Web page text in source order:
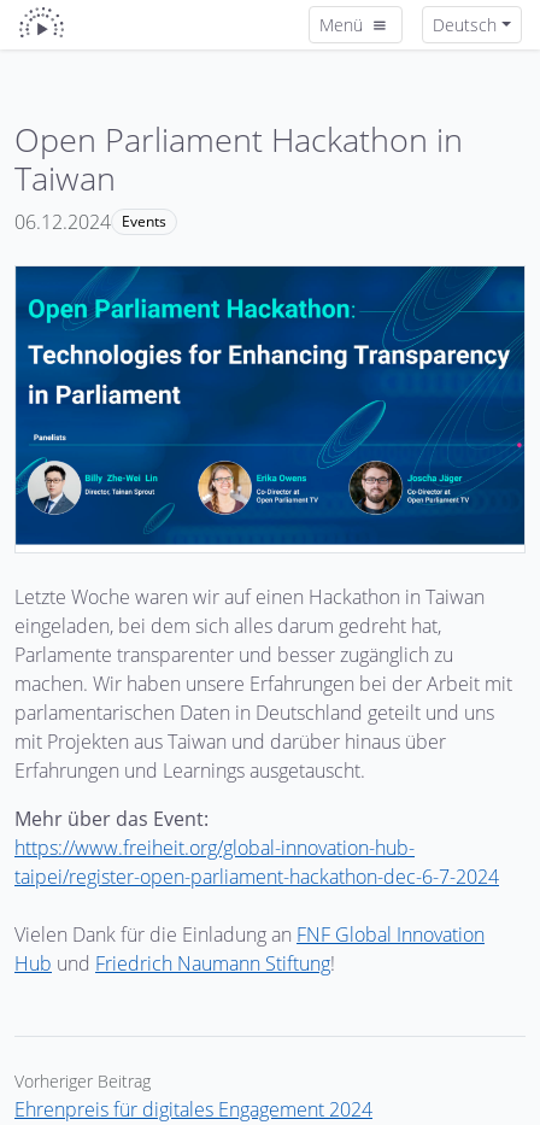
Menü Deutsch
Open Parliament Hackathon in
Taiwan
06.12.2024 Events
Letzte Woche waren wir auf einen Hackathon in Taiwan
eingeladen, bei dem sich alles darum gedreht hat,
Parlamente transparenter und besser zugänglich zu
machen. Wir haben unsere Erfahrungen bei der Arbeit mit
parlamentarischen Daten in Deutschland geteilt und uns
mit Projekten aus Taiwan und darüber hinaus über
Erfahrungen und Learnings ausgetauscht.
Mehr über das Event:
https://www.freiheit.org/global-innovation-hub-
taipei/register-open-parliament-hackathon-dec-6-7-2024
Vielen Dank für die Einladung an FNF Global Innovation
Hub und Friedrich Naumann Stiftung!
Vorheriger Beitrag
Ehrenpreis für digitales Engagement 2024